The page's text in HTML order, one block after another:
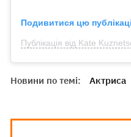
Подивитися цю
Публікація від Kate
Новини по темі: Актриса